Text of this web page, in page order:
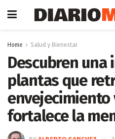
Home Salud y Bienestar
Descubren una
plantas que
envejecimiento
fortalece la